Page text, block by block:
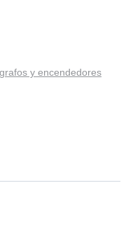
y encendedores